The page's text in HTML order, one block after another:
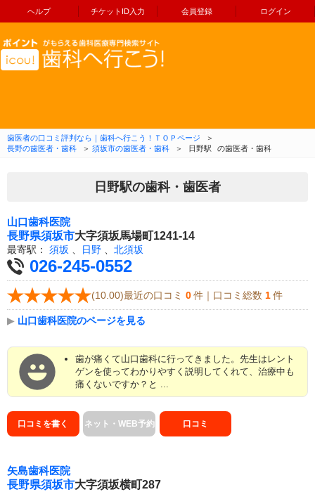
ヘルプ チケットID入力 会員登録 ログイン
コンテンツへ移動
歯医者の口コミ評判なら｜歯科へ行こう！ＴＯＰページ
＞
長野の歯医者・歯科
＞ 須坂市の歯医者・歯科 ＞ 日野駅 の歯医者・歯科
日野駅の歯科・歯医者
山口歯科医院
長野県須坂市大字須坂馬場町1241-14
最寄駅： 須坂 日野 北須坂
026-245-0552
(10.00)最近の口コミ 0 件｜口コミ総数 1 件
▶ 山口歯科医院のページを見る
歯が痛くて山口歯科に行ってきました。先生はレント
ゲンを使ってわかりやすく説明してくれて、治療中も
痛くないですか？と ...
口コミを書く ネット・WEB予約 口コミ
矢島歯科医院
長野県須坂市大字須坂横町287